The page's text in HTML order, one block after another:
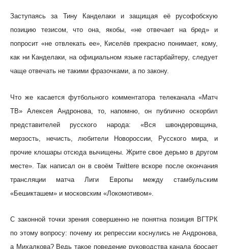
Заступаясь за Тину Канделаки и защищая её русофобскую
позицию тезисом, что она, якобы, «не отвечает на бред» и
попросит «не отвлекать ее», Киселёв прекрасно понимает, кому,
как ни Канделаки, на официальном языке гастарбайтеру, следует
чаще отвечать не такими фразочками, а по закону.
Что же касается футбольного комментатора телеканала «Матч
ТВ» Алексея Андронова, то, напомню, он публично оскорбил
представителей русского народа: «Вся швондеровщина,
мерзость, нечисть, любители Новороссии, Русского мира, и
прочие клошары отсюда вычищены. Жрите свое дерьмо в другом
месте». Так написал он в своём Twitterе вскоре после окончания
трансляции матча Лиги Европы между стамбульским
«Бешикташем» и московским «Локомотивом».
С законной точки зрения совершенно не понятна позиция ВГТРК
по этому вопросу: почему их репрессии коснулись не Андронова,
а Михалкова? Ведь такое поведение руководства канала бросает